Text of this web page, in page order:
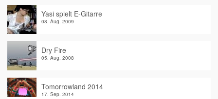
Yasi spielt E-Gitarre
08. Aug. 2009
Dry Fire
05. Aug. 2008
Tomorrowland 2014
17. Sep. 2014